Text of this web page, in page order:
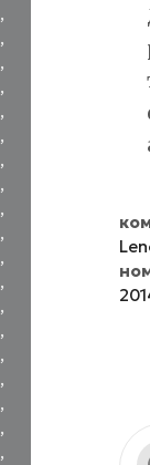
,
,
,
,
,
,
,
,
,
,
,
,
,
,
,
,
,
,
,